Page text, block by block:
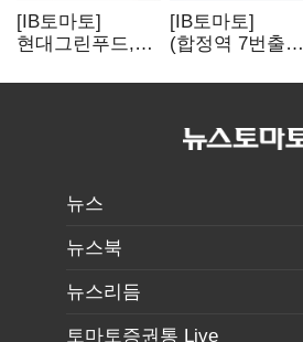
[IB토마토]
현대그린푸드,
실적 개선에
[IB토마토]
(합정역 7번출구)
K조선 뜬다
뉴스
뉴스북
뉴스리듬
토마토증권통 Live